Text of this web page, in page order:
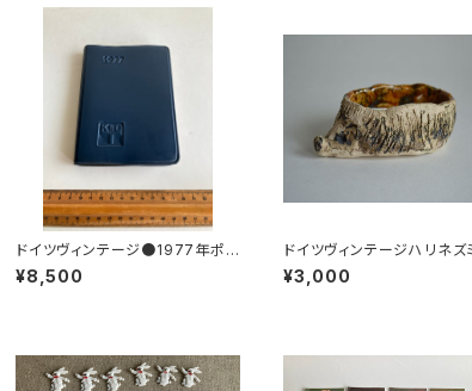
ドイツヴィンテージ●1977年ポケ
ットカレンダーKDT手帳未使用D
DR
¥8,500
ドイツヴィンテージハリネズ
小皿b
¥3,000